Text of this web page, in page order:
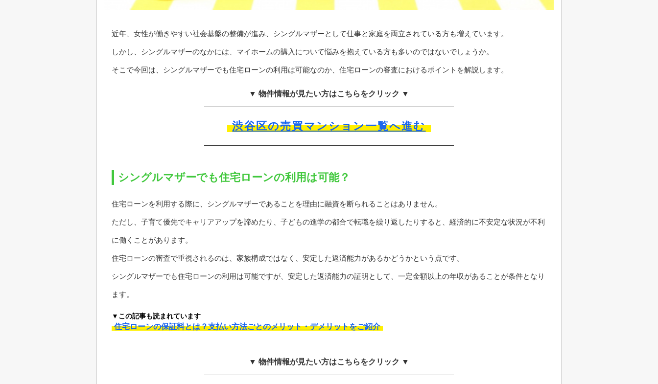
近年、女性が働きやすい社会基盤の整備が進み、シングルマザーとして仕事と家庭を両立されている方も増えています。
しかし、シングルマザーのなかには、マイホームの購入について悩みを抱えている方も多いのではないでしょうか。
そこで今回は、シングルマザーでも住宅ローンの利用は可能なのか、住宅ローンの審査におけるポイントを解説します。
▼ 物件情報が見たい方はこちらをクリック ▼
渋谷区の売買マンション一覧へ進む
シングルマザーでも住宅ローンの利用は可能？
住宅ローンを利用する際に、シングルマザーであることを理由に融資を断られることはありません。
ただし、子育て優先でキャリアアップを諦めたり、子どもの進学の都合で転職を繰り返したりすると、経済的に不安定な状況が不利
に働くことがあります。
住宅ローンの審査で重視されるのは、家族構成ではなく、安定した返済能力があるかどうかという点です。
シングルマザーでも住宅ローンの利用は可能ですが、安定した返済能力の証明として、一定金額以上の年収があることが条件となり
ます。
▼この記事も読まれています
住宅ローンの保証料とは？支払い方法ごとのメリット・デメリットをご紹介
▼ 物件情報が見たい方はこちらをクリック ▼